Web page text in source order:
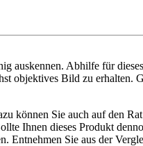
auskennen. Abhilfe für
objektives Bild zu erhalten.
können Sie auch auf den
Ihnen dieses Produkt
Sie aus der